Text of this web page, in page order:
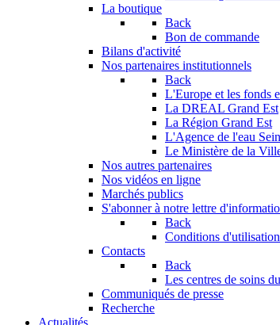
La boutique
Back
Bon de commande
Bilans d'activité
Nos partenaires institutionnels
Back
L'Europe et les fonds
La DREAL Grand Est
La Région Grand Est
L'Agence de l'eau
Le Ministère de la
Nos autres partenaires
Nos vidéos en ligne
Marchés publics
S'abonner à notre lettre
Back
Conditions
Contacts
Back
Les centres de soins
Communiqués de presse
Recherche
Actualités